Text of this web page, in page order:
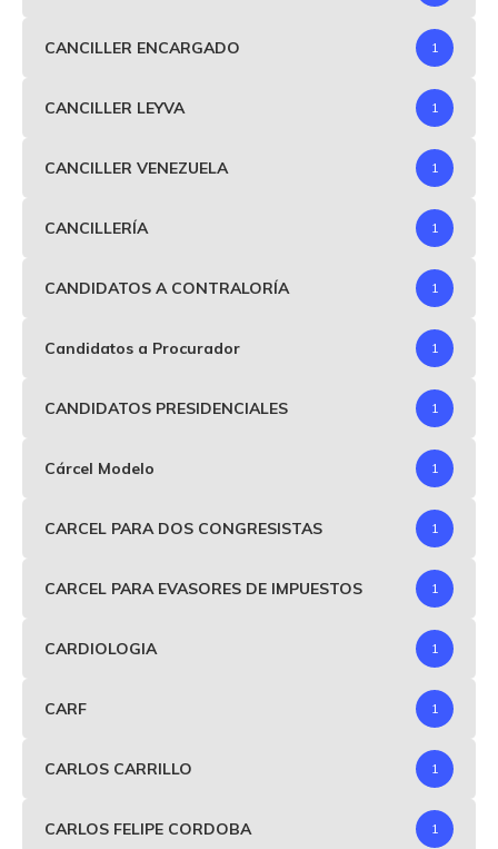
CANCILLER ENCARGADO 1
CANCILLER LEYVA 1
CANCILLER VENEZUELA 1
CANCILLERÍA 1
CANDIDATOS A CONTRALORÍA 1
Candidatos a Procurador 1
CANDIDATOS PRESIDENCIALES 1
Cárcel Modelo 1
CARCEL PARA DOS CONGRESISTAS 1
CARCEL PARA EVASORES DE IMPUESTOS 1
CARDIOLOGIA 1
CARF 1
CARLOS CARRILLO 1
CARLOS FELIPE CORDOBA 1